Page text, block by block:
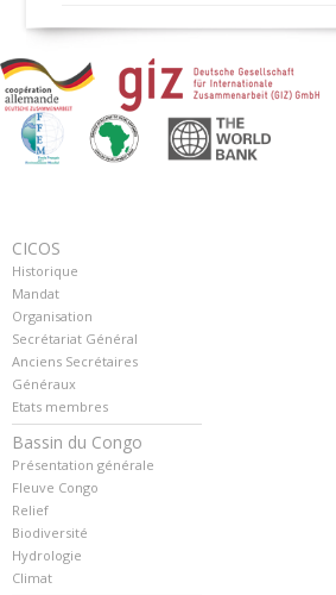
CICOS
Historique
Mandat
Organisation
Secrétariat Général
Anciens Secrétaires
Généraux
Etats membres
Bassin du Congo
Présentation générale
Fleuve Congo
Relief
Biodiversité
Hydrologie
Climat